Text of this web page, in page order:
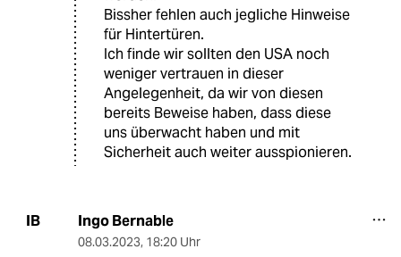
Bissher fehlen auch jegliche Hinweise
für Hintertüren.
Ich finde wir sollten den USA noch
weniger vertrauen in dieser
Angelegenheit, da wir von diesen
bereits Beweise haben, dass diese
uns überwacht haben und mit
Sicherheit auch weiter ausspionieren.
IB Ingo Bernable
08.03.2023, 18:20 Uhr